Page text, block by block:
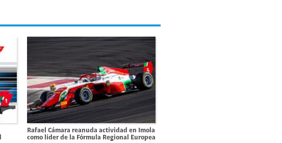
Rafael Cámara reanuda actividad en Imola
como líder de la Fórmula Regional Europea